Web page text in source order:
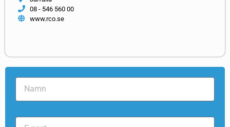
08 - 546 560 00
www.rco.se